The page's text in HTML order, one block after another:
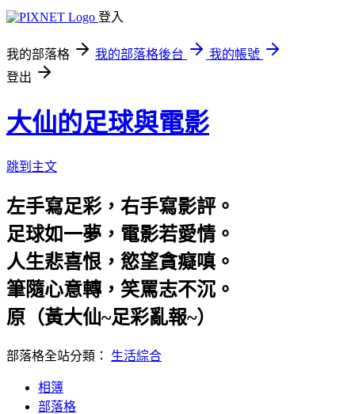
登入
我的部落格 我的部落格後台
我的帳號
登出
大仙的足球與電影
跳到主文
左手寫足彩，右手寫影評。
足球如一夢，電影若愛情。
人生悲喜恨，慾望貪癡嗔。
筆隨心意轉，笑罵志不沉。
原（黃大仙~足彩亂報~）
部落格全站分類： 生活綜合
相簿
部落格